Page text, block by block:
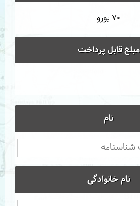
70 یورو
مبلغ قابل پرداخت
-
نام
نام خانوادگی